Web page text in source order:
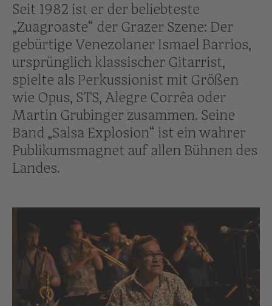
Seit 1982 ist er der beliebteste
„Zuagroaste“ der Grazer Szene: Der
gebürtige Venezolaner Ismael Barrios,
ursprünglich klassischer Gitarrist,
spielte als Perkussionist mit Größen
wie Opus, STS, Alegre Corrêa oder
Martin Grubinger zusammen. Seine
Band „Salsa Explosion“ ist ein wahrer
Publikumsmagnet auf allen Bühnen des
Landes.